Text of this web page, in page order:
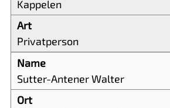
Kappelen
Privatperson
Sutter-Antener Walter